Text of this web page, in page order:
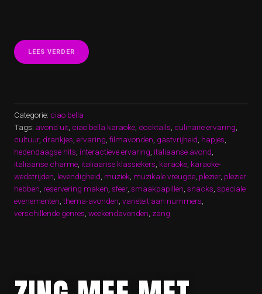
LEES VERDER “CIAO
BELLA
UIT
ONS
ITALIAANSE
FEEST!”
Categorie: ciao bella
Tags: avond uit ciao bella karaoke cocktails culinaire ervaring
cultuur, drankjes ervaring filmavonden gastvrijheid hapjes
hedendaagse hits interactieve ervaring italiaanse avond
italiaanse charme italiaanse klassiekers karaoke karaoke-
wedstrijden levendigheid muziek muzikale vreugde plezier, plezier
hebben reservering maken sfeer, smaakpapillen snacks speciale
evenementen ,thema-avonden variëteit aan nummers
verschillende genres weekendavonden zang